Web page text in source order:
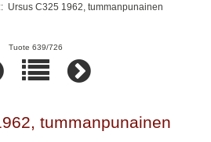
Ursus C325 1962, tummanpunainen
Tuote 639/726
tummanpunainen